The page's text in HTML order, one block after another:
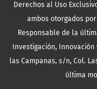
Derechos al Uso
ambos otorgados
Responsable de la
Investigación,
las Campanas, s/n, Col.
última